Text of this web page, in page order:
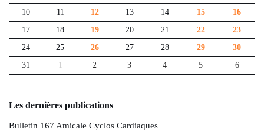
10
11 12 13 14 15
16
17
18 19 20 21 22
23
24
25 26 27 28 29
30
31
1 2 3 4 5 6
Les dernières publications
Bulletin 167 Amicale Cyclos Cardiaques